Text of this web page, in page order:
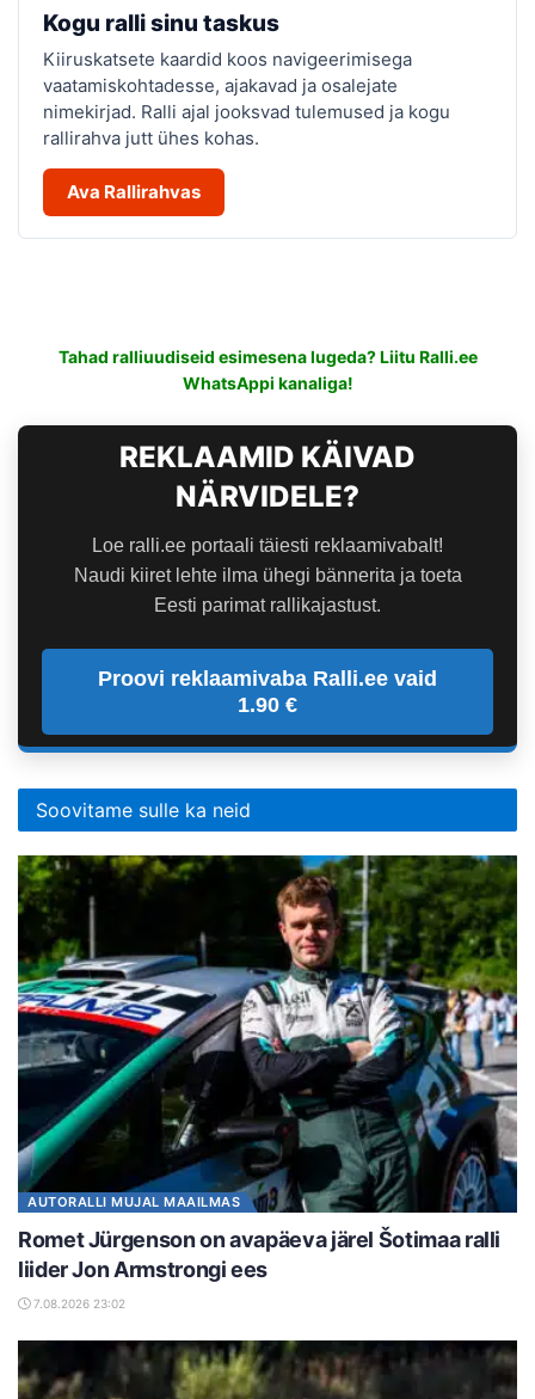
Kogu ralli sinu taskus
Kiiruskatsete kaardid koos navigeerimisega
vaatamiskohtadesse, ajakavad ja osalejate
nimekirjad. Ralli ajal jooksvad tulemused ja kogu
rallirahva jutt ühes kohas.
Ava Rallirahvas
Tahad ralliuudiseid esimesena lugeda? Liitu Ralli.ee
WhatsAppi kanaliga!
REKLAAMID KÄIVAD
NÄRVIDELE?
Loe ralli.ee portaali täiesti reklaamivabalt!
Naudi kiiret lehte ilma ühegi bännerita ja toeta
Eesti parimat rallikajastust.
Proovi reklaamivaba Ralli.ee vaid
1.90 €
Soovitame sulle ka neid
AUTORALLI MUJAL MAAILMAS
Romet Jürgenson on avapäeva järel Šotimaa ralli
liider Jon Armstrongi ees
7.08.2026 23:02